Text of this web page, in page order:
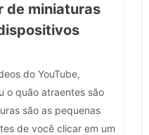
de miniaturas
do YouTube,
o quão atraentes são
são as pequenas
de você clicar em um